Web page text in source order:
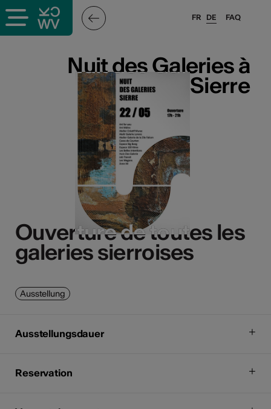
FAQ
FR DE
Nuit des Galeries à
Sierre
Ouverture de toutes les
galeries sierroises
Nuit des Galeries à
Sierre
Ouverture de toutes les
galeries sierroises
Ausstellung
Ausstellungsdauer
Reservation